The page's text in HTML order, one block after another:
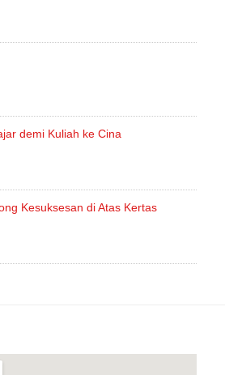
demi Kuliah ke Cina
Kesuksesan di Atas Kertas